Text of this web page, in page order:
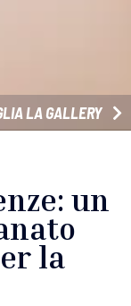
LA GALLERY
un
la